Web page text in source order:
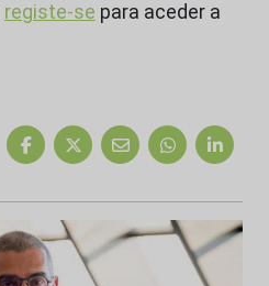
registe-se para aceder a